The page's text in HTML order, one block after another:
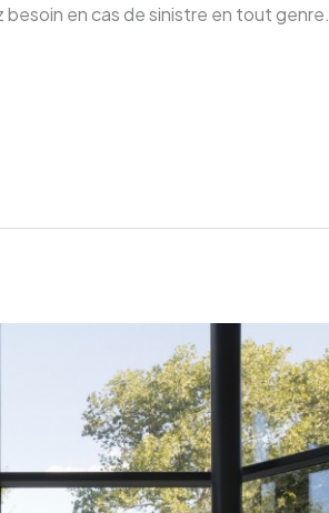
en cas de sinistre en tout genre.